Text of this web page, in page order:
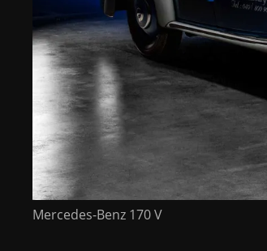
Mercedes-Benz 170 V